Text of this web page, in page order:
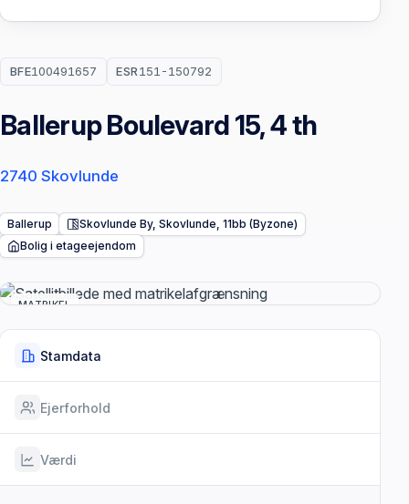
BFE100491657 ESR151-150792
Ballerup Boulevard 15, 4 th
2740 Skovlunde
Ballerup
Skovlunde By, Skovlunde, 11bb (Byzone)
Bolig i etageejendom
MATRIKEL
Stamdata
Ejerforhold
Værdi